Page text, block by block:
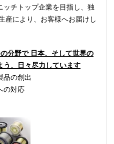
ッチトップ企業を目指し、独
産により、お客様へお届けし
分野で 日本、そして世界の
う、日々尽力しています
品の創出
の対応